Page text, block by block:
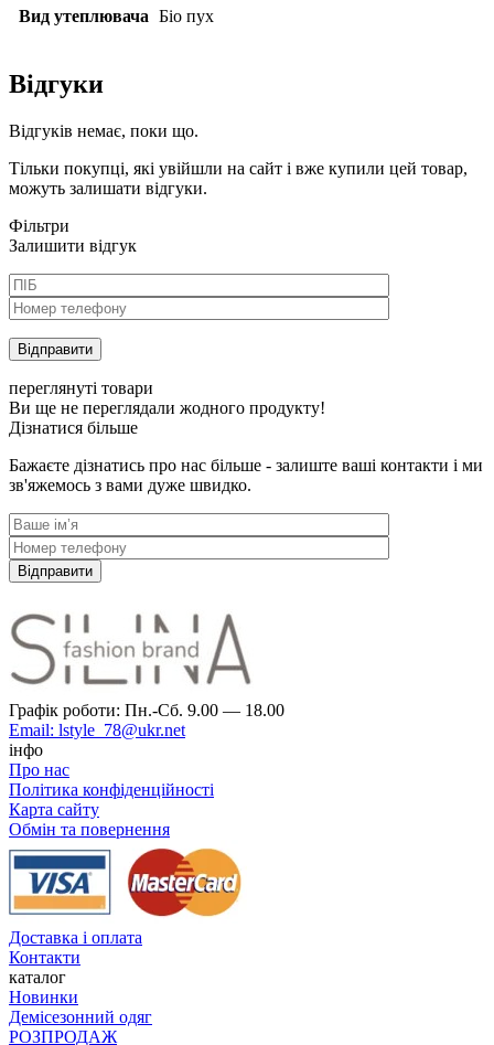
Вид утеплювача Біо пух
Відгуки
Відгуків немає, поки що.
Тільки покупці, які увійшли на сайт і вже купили цей товар,
можуть залишати відгуки.
Фільтри
Залишити відгук
переглянуті товари
Ви ще не переглядали жодного продукту!
Дізнатися більше
Бажаєте дізнатись про нас більше - залиште ваші контакти і ми
зв'яжемось з вами дуже швидко.
Графік роботи: Пн.-Сб. 9.00 — 18.00
Email: lstyle_78@ukr.net
інфо
Про нас
Політика конфіденційності
Карта сайту
Обмін та повернення
Доставка і оплата
Контакти
каталог
Новинки
Демісезонний одяг
РОЗПРОДАЖ